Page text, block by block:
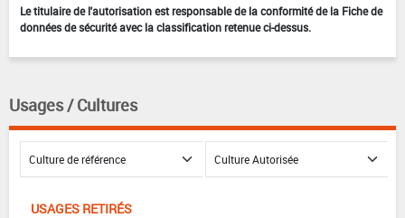
Le titulaire de l'autorisation est responsable de la conformité de la Fiche de
données de sécurité avec la classification retenue ci-dessus.
Usages / Cultures
USAGES RETIRÉS